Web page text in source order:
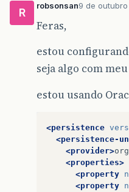
R
robsonsan9 de outubro
Feras,
estou
seja algo com meu
estou usando
<persistence
<persistence-
<provider>
<properties>
<property
<property